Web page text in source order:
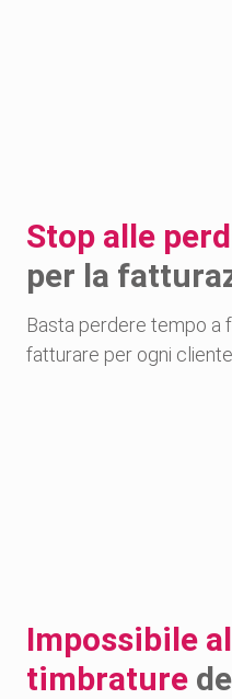
Stop alle
per la
Basta perdere tempo a
fatturare per ogni cliente.
Impossibile
timbrature